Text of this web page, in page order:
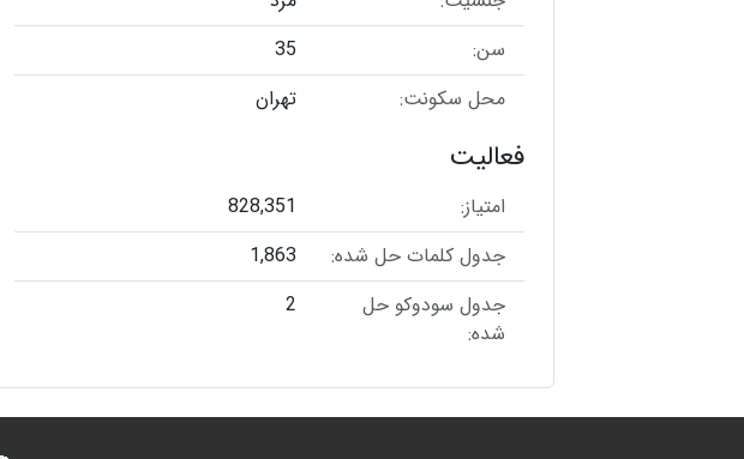
سن:
35
محل سکونت:
تهران
فعالیت
امتیاز:
828,351
جدول کلمات حل شده:
1,863
جدول سودوکو حل
شده:
2